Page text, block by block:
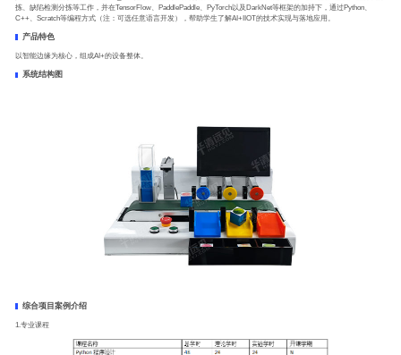
拣、缺陷检测分拣等工作，并在TensorFlow、PaddlePaddle、PyTorch以及DarkNet等框架的加持下，通过Python、
C++、Scratch等编程方式（注：可选任意语言开发），帮助学生了解AI+IIOT的技术实现与落地应用。
产品特色
以智能边缘为核心，组成AI+的设备整体。
系统结构图
综合项目案例介绍
1.专业课程